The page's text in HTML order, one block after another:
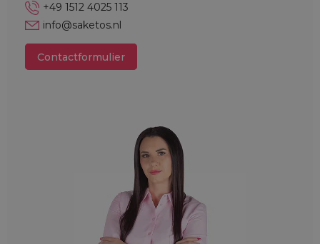
+49 1512 4025 113
info@saketos.nl
Contactformulier